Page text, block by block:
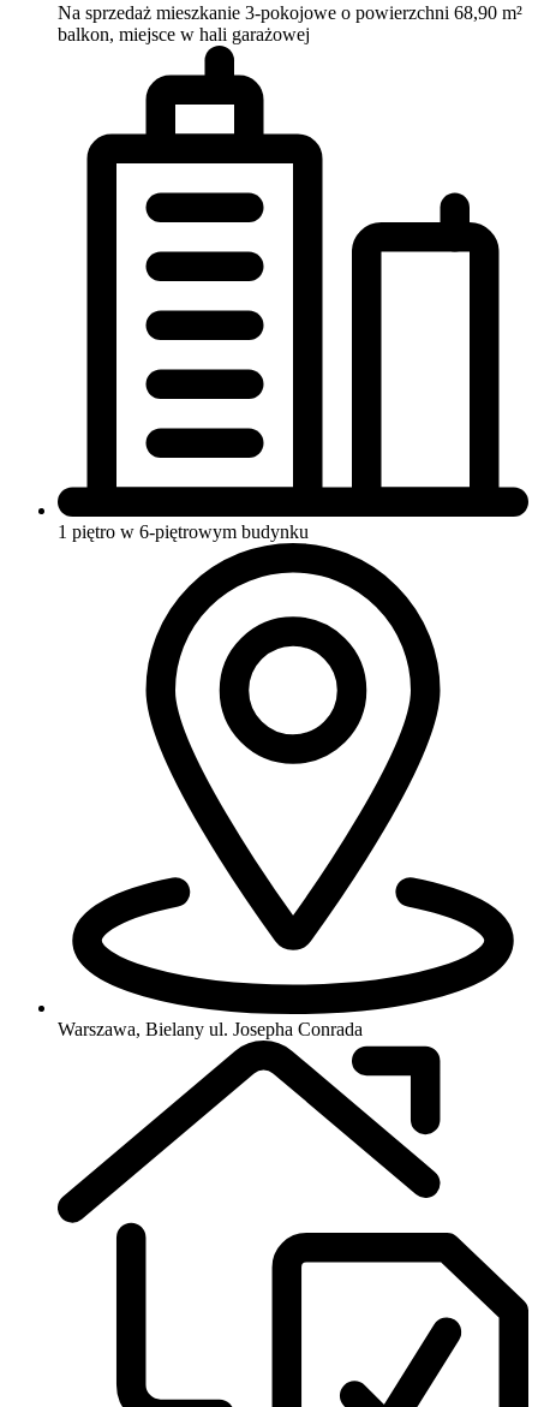
Na sprzedaż mieszkanie 3-pokojowe o powierzchni 68,90 m²
balkon, miejsce w hali garażowej
1 piętro w 6-piętrowym budynku
Warszawa, Bielany ul. Josepha Conrada